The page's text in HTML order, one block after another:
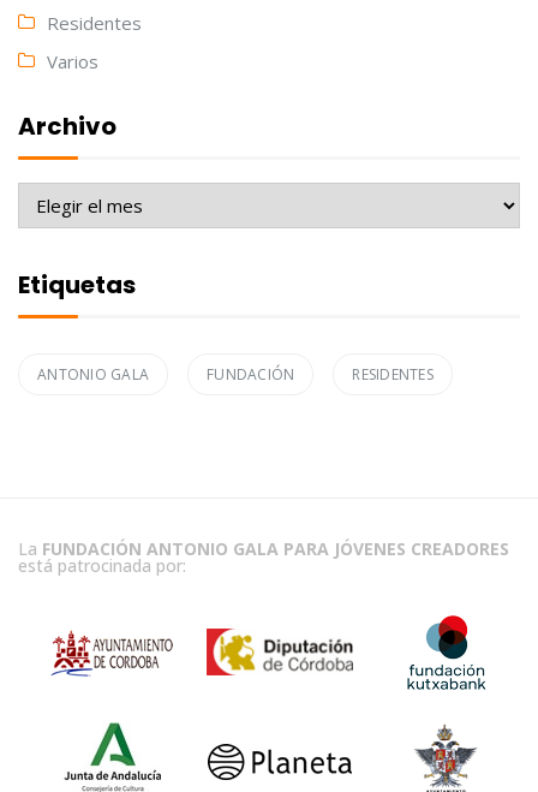
Residentes
Varios
Archivo
Archivo
Etiquetas
ANTONIO GALA FUNDACIÓN RESIDENTES
La FUNDACIÓN ANTONIO GALA PARA JÓVENES CREADORES
está patrocinada por: